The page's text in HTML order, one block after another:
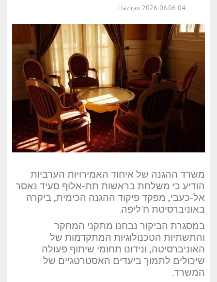
04 Haziran 2026 06:06
משרד ההגנה של איחוד האמירויות הערביות
הודיע כי משלחת בראשות תת-אלוף סעיד נאסר
אל-כעבי, מפקד פיקוד ההגנה הכימית, ביקרה
באוניברסיטת ח'ליפה.
במסגרת הביקור נבחנו מתקני המחקר
והתשתיות הטכנולוגיות המתקדמות של
האוניברסיטה, ונידונו תחומי שיתוף פעולה
שיכולים לתמוך ביעדים האסטרטגיים של
המשרד.